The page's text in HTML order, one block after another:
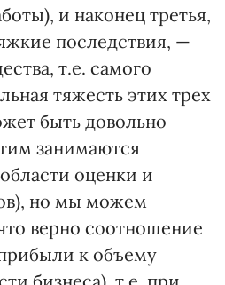
и наконец третья,
последствия, —
т.е. самого
тяжесть этих трех
быть довольно
занимаются
оценки и
но мы можем
верно соотношение
к объему